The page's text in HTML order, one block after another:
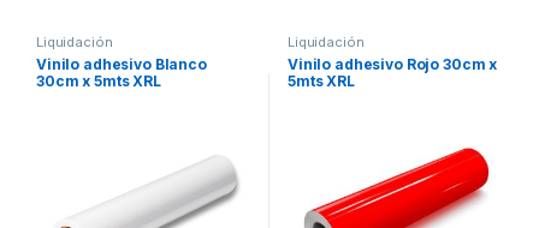
Liquidación
Vinilo adhesivo Blanco
30cm x 5mts XRL
Liquidación
Vinilo adhesivo Rojo 30cm x
5mts XRL